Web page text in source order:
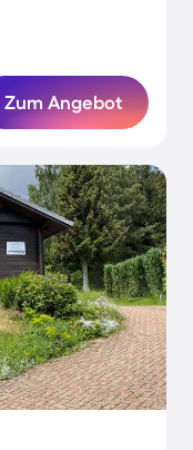
Zum Angebot